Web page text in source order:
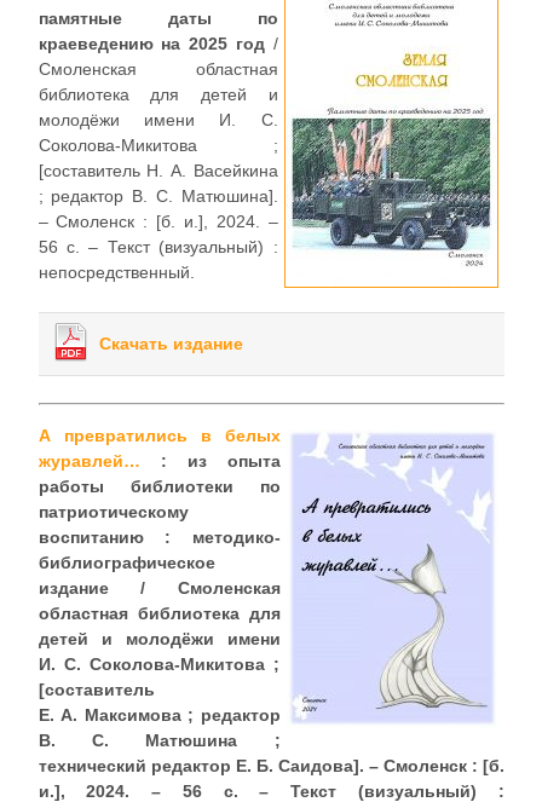
памятные даты по
краеведению на 2025 год/
Смоленская областная
библиотека для детей и
молодёжи имени И. С.
Соколова-Микитова ;
[составитель Н. А. Васейкина
; редактор В. С. Матюшина].
– Смоленск : [б. и.], 2024. –
56 с. – Текст (визуальный) :
непосредственный.
Скачать издание
А превратились в белых
журавлей… : из опыта
работы библиотеки по
патриотическому
воспитанию : методико-
библиографическое
издание / Смоленская
областная библиотека для
детей и молодёжи имени
И. С. Соколова-Микитова ;
[составитель
Е. А. Максимова ; редактор
В. С. Матюшина ;
технический редактор Е. Б. Саидова]. – Смоленск : [б.
и.], 2024. – 56 с. – Текст (визуальный) :